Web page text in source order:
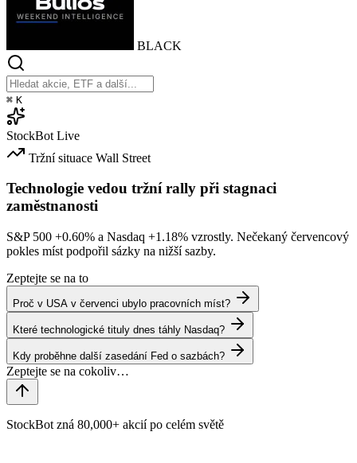
BLACK
⌘ K
StockBot Live
Tržní situace Wall Street
Technologie vedou tržní rally při stagnaci
zaměstnanosti
S&P 500 +0.60% a Nasdaq +1.18% vzrostly. Nečekaný červencový
pokles míst podpořil sázky na nižší sazby.
Zeptejte se na to
Proč v USA v červenci ubylo pracovních míst?
Které technologické tituly dnes táhly Nasdaq?
Kdy proběhne další zasedání Fed o sazbách?
StockBot zná 80,000+ akcií po celém světě